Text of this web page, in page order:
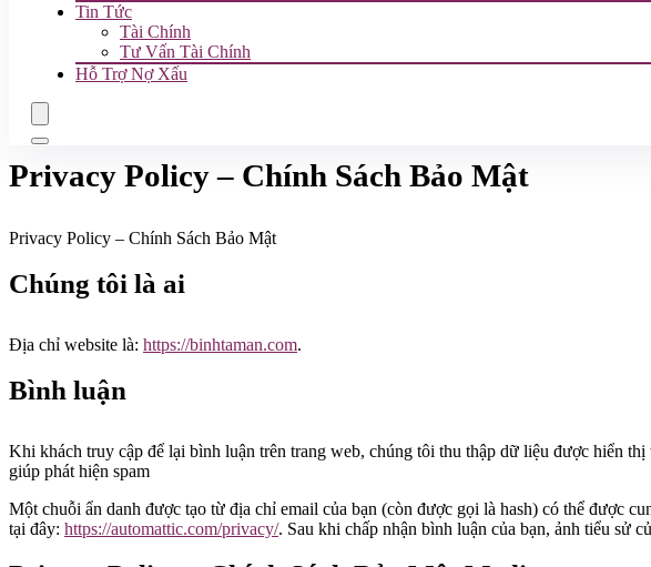
Tin Tức
Tài Chính
Tư Vấn Tài Chính
Hỗ Trợ Nợ Xấu
Privacy Policy – Chính Sách Bảo Mật
Privacy Policy – Chính Sách Bảo Mật
Chúng tôi là ai
Địa chỉ website là: https://binhtaman.com.
Bình luận
Khi khách truy cập để lại bình luận trên trang web, chúng tôi thu thập dữ liệu được hiển
giúp phát hiện spam
Một chuỗi ẩn danh được tạo từ địa chỉ email của bạn (còn được gọi là hash) có thể được
tại đây: https://automattic.com/privacy/. Sau khi chấp nhận bình luận của bạn, ảnh tiểu sử